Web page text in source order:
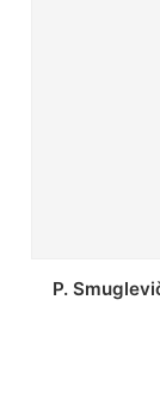
Stepono